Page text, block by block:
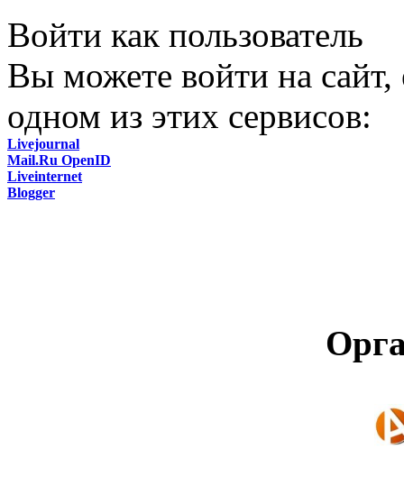
Войти как пользователь
Вы можете войти на сайт,
одном из этих сервисов:
Livejournal
Mail.Ru OpenID
Liveinternet
Blogger